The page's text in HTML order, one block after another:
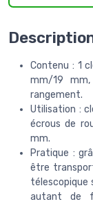
Contenu : 1
mm/19
rangement.
Utilisation :
écrous de
mm.
Pratique :
être
télescopique
autant de